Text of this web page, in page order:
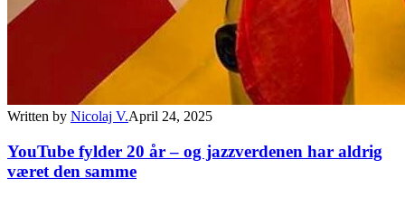
Written by Nicolaj V.April 24, 2025
YouTube fylder 20 år – og jazzverdenen har aldrig
været den samme